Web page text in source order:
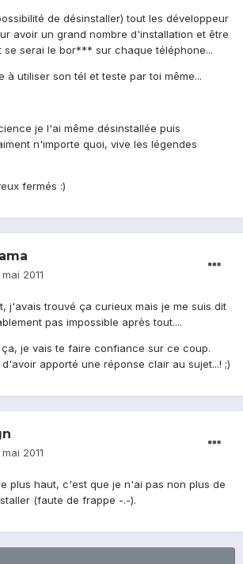
de désinstaller) tout les développeur
avoir un grand nombre d'installation et être
se serai le bor*** sur chaque téléphone...
à utiliser son tél et teste par toi même...
je l'ai même désinstallée puis
n'importe quoi, vive les légendes
fermés :)
2011
j'avais trouvé ça curieux mais je me suis dit
pas impossible après tout....
je vais te faire confiance sur ce coup.
apporté une réponse clair au sujet...! ;)
2011
plus haut, c'est que je n'ai pas non plus de
(faute de frappe -.-).